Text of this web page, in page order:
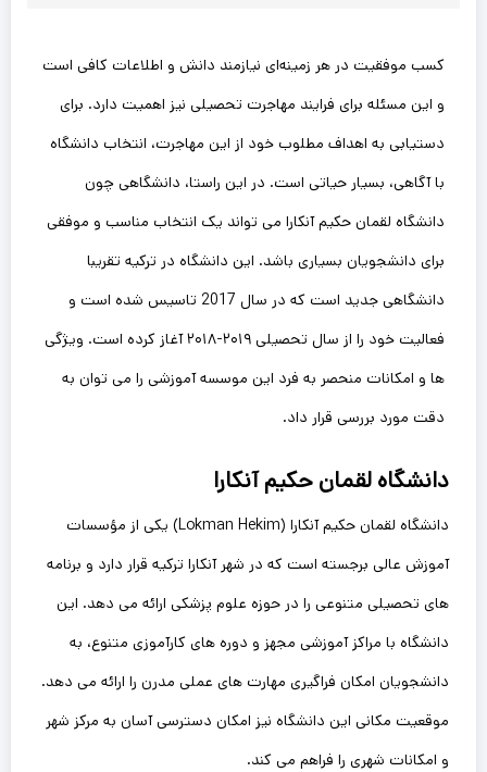
کسب موفقیت در هر زمینه‌ای نیازمند دانش و اطلاعات کافی است
و این مسئله برای فرایند مهاجرت تحصیلی نیز اهمیت دارد. برای
دستیابی به اهداف مطلوب خود از این مهاجرت، انتخاب دانشگاه
با آگاهی، بسیار حیاتی است. در این راستا، دانشگاهی چون
دانشگاه لقمان حکیم آنکارا می‌ تواند یک انتخاب مناسب و موفقی
برای دانشجویان بسیاری باشد. این دانشگاه در ترکیه تقریبا
دانشگاهی جدید است که در سال 2017 تاسیس شده است و
فعالیت خود را از سال تحصیلی ۲۰۱۹-۲۰۱۸ آغاز کرده است. ویژگی‌
ها و امکانات منحصر به فرد این موسسه آموزشی را می‌ توان به
دقت مورد بررسی قرار داد.
دانشگاه لقمان حکیم آنکارا
دانشگاه لقمان حکیم آنکارا (Lokman Hekim) یکی از مؤسسات
آموزش عالی برجسته است که در شهر آنکارا ترکیه قرار دارد و برنامه‌
های تحصیلی متنوعی را در حوزه علوم پزشکی ارائه می‌ دهد. این
دانشگاه با مراکز آموزشی مجهز و دوره‌ های کارآموزی متنوع، به
دانشجویان امکان فراگیری مهارت‌ های عملی مدرن را ارائه می دهد.
موقعیت مکانی این دانشگاه نیز امکان دسترسی آسان به مرکز شهر
و امکانات شهری را فراهم می‌ کند.